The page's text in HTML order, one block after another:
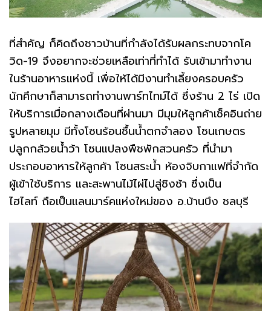
ที่สำคัญ ก็คิดถึงชาวบ้านที่กำลังได้รับผลกระทบจากโค
วิด-19 จึงอยากจะช่วยเหลือเท่าที่ทำได้ รับเข้ามาทำงาน
ในร้านอาหารแห่งนี้ เพื่อให้ได้มีงานทำเลี้ยงครอบครัว
นักศึกษาก็สามารถทำงานพาร์ทไทม์ได้ ซึ่งร้าน 2 ไร่ เปิด
ให้บริการเมื่อกลางเดือนที่ผ่านมา มีมุมให้ลูกค้าเช็คอินถ่าย
รูปหลายมุม มีทั้งโซนร้อนชื้นน้ำตกจำลอง โซนเกษตร
ปลูกกล้วยน้ำว้า โซนแปลงพืชพักสวนครัว ที่นำมา
ประกอบอาหารให้ลูกค้า โซนสระน้ำ ห้องจิบกาแฟที่จำกัด
ผู้เข้าใช้บริการ และสะพานไม้ไผ่ไปสู่ชิงช้า ซึ่งเป็น
ไฮไลท์ ถือเป็นแลนมาร์คแห่งใหม่ของ อ.บ้านบึง ชลบุรี